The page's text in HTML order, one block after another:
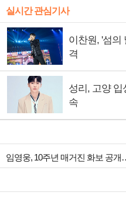
실시간 관심기사
이찬원, '섬의
격
성리, 고양
속
임영웅, 10주년 매거진 화보 공